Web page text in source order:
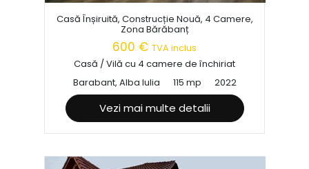
Casă Înșiruită, Construcție Nouă, 4 Camere,
Zona Bărăbanț
600 € TVA inclus
Casă / Vilă cu 4 camere de închiriat
Barabant, Alba Iulia
115 mp 2022
Vezi mai multe detalii